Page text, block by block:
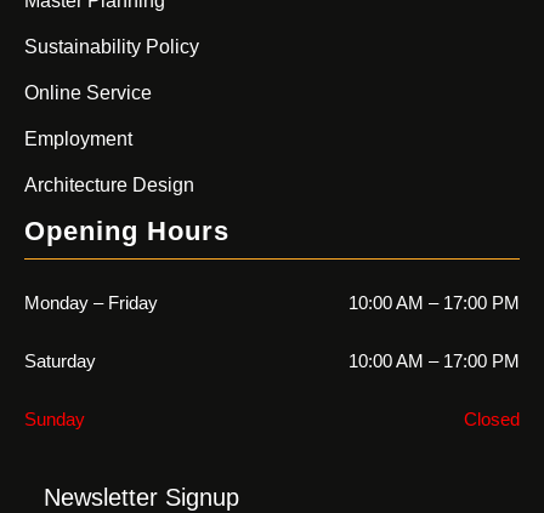
Sustainability Policy
Online Service
Employment
Architecture Design
Opening Hours
Monday – Friday 10:00 AM – 17:00 PM
Saturday 10:00 AM – 17:00 PM
Sunday Closed
Newsletter Signup